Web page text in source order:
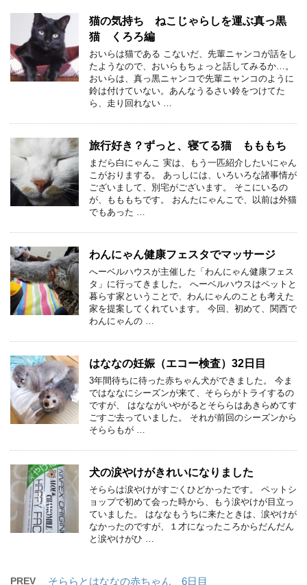
猫の気持ち ねこじゃらしを運ぶ真っ黒
猫 くろろ編
おいらは猫である こないだ、先輩ニャンコが話をし
たようなので、おいらもちょっと話してみるか…。
おいらは、真っ黒ニャンコで先輩ニャンコのように
鈴は付けていない。あんなうるさい鈴をつけてた
ら、走り回れない …
旅行好き？ずっと、寝てる猫 もももち
まだら白にゃんこ 実は、もう一匹紹介したいにゃん
こがおりまする。 あっしには、いろいろな諸事情が
ございまして、別宅がございます。 そこにいるの
が、もももちです。 おんたにゃんこで、以前は外猫
でもあった …
わんにゃん健康フェスタでマッサージ
へーベルハウスが主催した「わんにゃん健康フェス
タ」に行ってきました。 へーベルハウスはペットと
暮らす家ということで、わんにゃんのことも考えた
家を提案してくれています。 今回、初めて、関西で
わんにゃんの …
はななの妊娠（エコー検査）32日目
3年間待ちに待った赤ちゃん犬ができました。 今ま
ではななにシーズンが来て、そららがトライするの
ですが、 はなながいやがるとそららはあきらめてす
ごすご去っていました。 それが前回のシーズンから
そららもが …
犬の涙やけがきれいになりました
そららは涙やけがすごくひどかったです。 ペットシ
ョップで初めて会った時から、もう涙やけが目立っ
ていました。 はななもうちに来たときは、涙やけが
なかったのですが、１才になったころからだんだん
と涙やけがひ …
PREV そららとはななの赤ちゃん 6日目